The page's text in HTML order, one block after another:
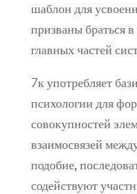
шаблон для
призваны браться
главных частей
7к употребляет
психологии для
совокупностей
взаимосвязей
подобие,
содействуют